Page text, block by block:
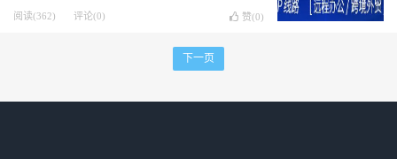
本软银/荷兰AS9929，高达10Gbps超大优
阅读(362) 评论(0) 赞(0)
下一页